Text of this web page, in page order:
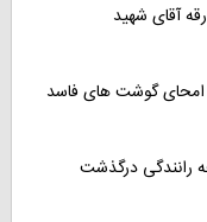
آقای شهید
امحای گوشت های فاسد
رانندگی درگذشت